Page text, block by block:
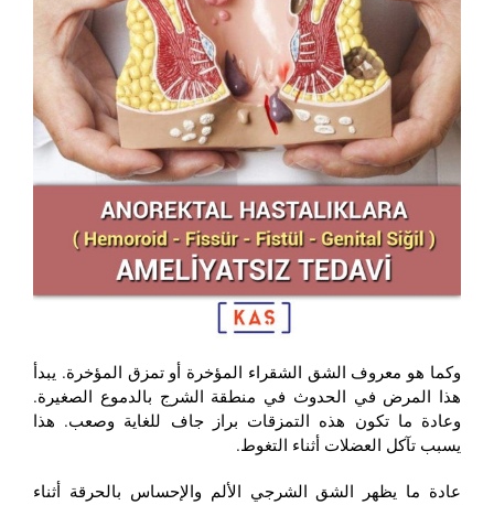
وكما هو معروف الشق الشقراء المؤخرة أو تمزق المؤخرة. يبدأ
هذا المرض في الحدوث في منطقة الشرج بالدموع الصغيرة.
وعادة ما تكون هذه التمزقات براز جاف للغاية وصعب. هذا
يسبب تآكل العضلات أثناء التغوط.
عادة ما يظهر الشق الشرجي الألم والإحساس بالحرقة أثناء